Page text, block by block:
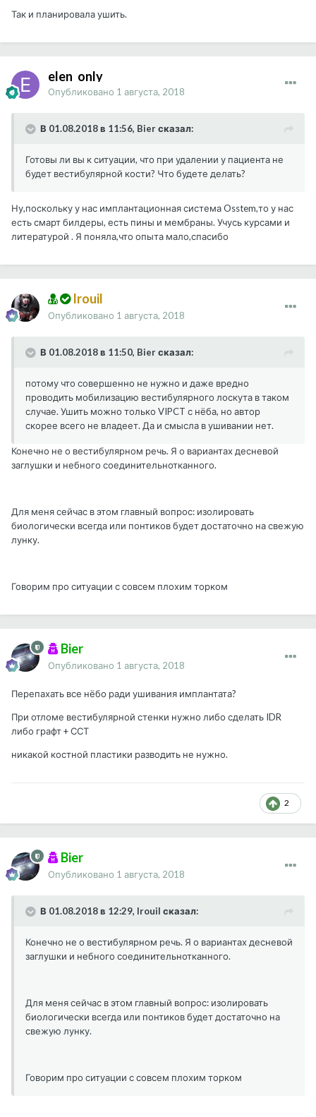
Так и планировала ушить.
elen_only
Опубликовано 1 августа, 2018
В 01.08.2018 в 11:56, Bier сказал:
Готовы ли вы к ситуации, что при удалении у пациента не
будет вестибулярной кости? Что будете делать?
Ну,поскольку у нас имплантационная система Osstem,то у нас
есть смарт билдеры, есть пины и мембраны. Учусь курсами и
литературой . Я поняла,что опыта мало,спасибо
Irouil
Опубликовано 1 августа, 2018
В 01.08.2018 в 11:50, Bier сказал:
потому что совершенно не нужно и даже вредно
проводить мобилизацию вестибулярного лоскута в таком
случае. Ушить можно только VIPCT с нёба, но автор
скорее всего не владеет. Да и смысла в ушивании нет.
Конечно не о вестибулярном речь. Я о вариантах десневой
заглушки и небного соединительнотканного.
Для меня сейчас в этом главный вопрос: изолировать
биологически всегда или понтиков будет достаточно на свежую
лунку.
Говорим про ситуации с совсем плохим торком
Bier
Опубликовано 1 августа, 2018
Перепахать все нёбо ради ушивания имплантата?
При отломе вестибулярной стенки нужно либо сделать IDR
либо графт + ССТ
никакой костной пластики разводить не нужно.
2
Bier
Опубликовано 1 августа, 2018
В 01.08.2018 в 12:29, Irouil сказал:
Конечно не о вестибулярном речь. Я о вариантах десневой
заглушки и небного соединительнотканного.
Для меня сейчас в этом главный вопрос: изолировать
биологически всегда или понтиков будет достаточно на
свежую лунку.
Говорим про ситуации с совсем плохим торком